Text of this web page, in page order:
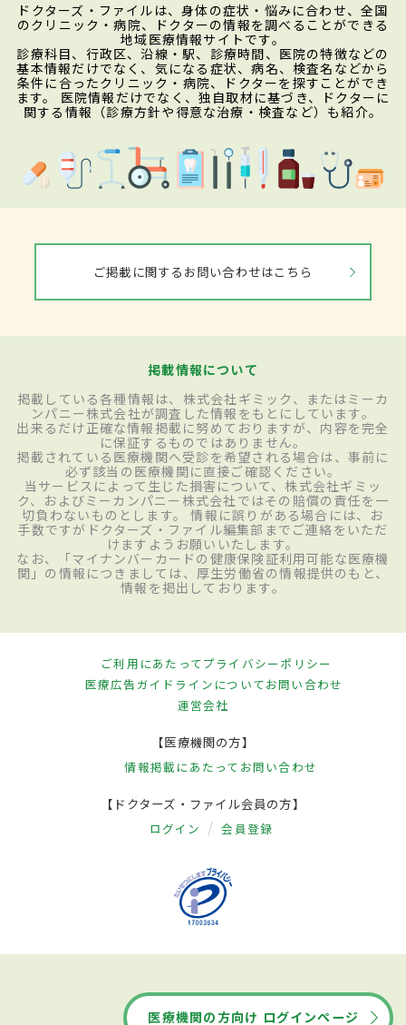
ドクターズ・ファイルは、身体の症状・悩みに合わせ、全国
のクリニック・病院、ドクターの情報を調べることができる
地域医療情報サイトです。
診療科目、行政区、沿線・駅、診療時間、医院の特徴などの
基本情報だけでなく、気になる症状、病名、検査名などから
条件に合ったクリニック・病院、ドクターを探すことができ
ます。 医院情報だけでなく、独自取材に基づき、ドクターに
関する情報（診療方針や得意な治療・検査など）も紹介。
ご掲載に関するお問い合わせはこちら
掲載情報について
掲載している各種情報は、株式会社ギミック、またはミーカ
ンパニー株式会社が調査した情報をもとにしています。
出来るだけ正確な情報掲載に努めておりますが、内容を完全
に保証するものではありません。
掲載されている医療機関へ受診を希望される場合は、事前に
必ず該当の医療機関に直接ご確認ください。
当サービスによって生じた損害について、株式会社ギミッ
ク、およびミーカンパニー株式会社ではその賠償の責任を一
切負わないものとします。 情報に誤りがある場合には、お
手数ですがドクターズ・ファイル編集部までご連絡をいただ
けますようお願いいたします。
なお、「マイナンバーカードの健康保険証利用可能な医療機
関」の情報につきましては、厚生労働省の情報提供のもと、
情報を掲出しております。
ご利用にあたってプライバシーポリシー
医療広告ガイドラインについてお問い合わせ
運営会社
【医療機関の方】
情報掲載にあたって お問い合わせ
【ドクターズ・ファイル会員の方】
ログイン 会員登録
医療機関の方向け ログインページ